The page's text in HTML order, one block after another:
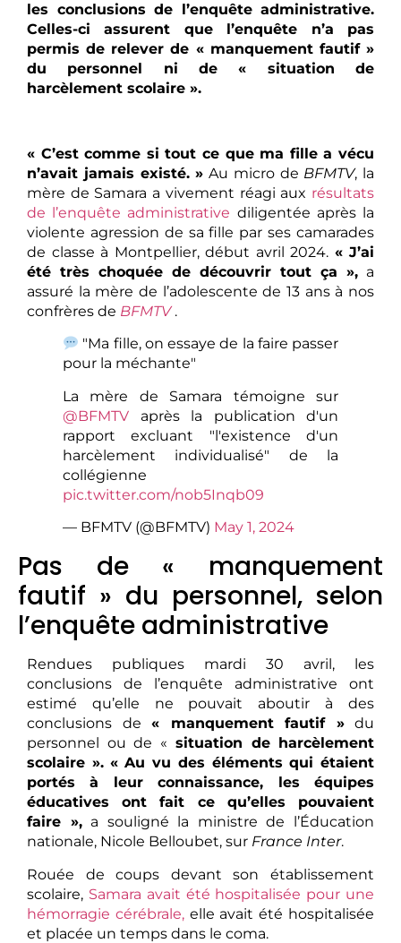
les conclusions de l’enquête administrative.
Celles-ci assurent que l’enquête n’a pas
permis de relever de « manquement fautif »
du personnel ni de « situation de
harcèlement scolaire ».
« C’est comme si tout ce que ma fille a vécu
n’avait jamais existé. » Au micro de BFMTV, la
mère de Samara a vivement réagi aux résultats
de l’enquête administrative diligentée après la
violente agression de sa fille par ses camarades
de classe à Montpellier, début avril 2024. « J’ai
été très choquée de découvrir tout ça », a
assuré la mère de l’adolescente de 13 ans à nos
confrères de BFMTV .
"Ma fille, on essaye de la faire passer
pour la méchante"
La mère de Samara témoigne sur
@BFMTV après la publication d'un
rapport excluant "l'existence d'un
harcèlement individualisé" de la
collégienne
pic.twitter.com/nob5Inqb09
— BFMTV (@BFMTV) May 1, 2024
Pas de « manquement
fautif » du personnel, selon
l’enquête administrative
Rendues publiques mardi 30 avril, les
conclusions de l’enquête administrative ont
estimé qu’elle ne pouvait aboutir à des
conclusions de « manquement fautif »du
personnel ou de « situation de harcèlement
scolaire ». « Au vu des éléments qui étaient
portés à leur connaissance, les équipes
éducatives ont fait ce qu’elles pouvaient
faire »,a souligné la ministre de l’Éducation
nationale, Nicole Belloubet, sur France Inter.
Rouée de coups devant son établissement
scolaire, Samara avait été hospitalisée pour une
hémorragie cérébrale,elle avait été hospitalisée
et placée un temps dans le coma.